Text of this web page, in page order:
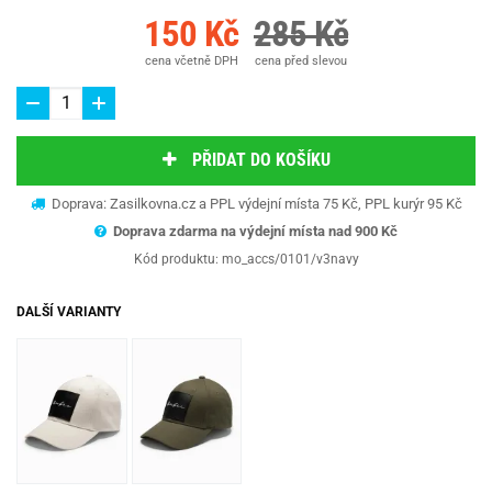
150 Kč
cena včetně DPH
285 Kč
cena před slevou
PŘIDAT DO KOŠÍKU
Doprava: Zasilkovna.cz a PPL výdejní místa 75 Kč, PPL kurýr 95 Kč
Doprava zdarma na výdejní místa nad 900 Kč
Kód produktu: mo_accs/0101/v3navy
DALŠÍ VARIANTY